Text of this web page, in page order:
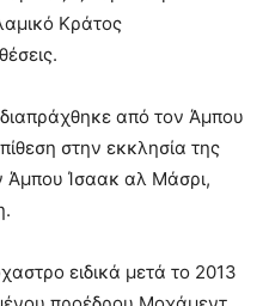
Κράτος
από τον Άμπου
στην εκκλησία της
Άμπου Ίσαακ αλ Μάσρι,
ειδικά μετά το 2013